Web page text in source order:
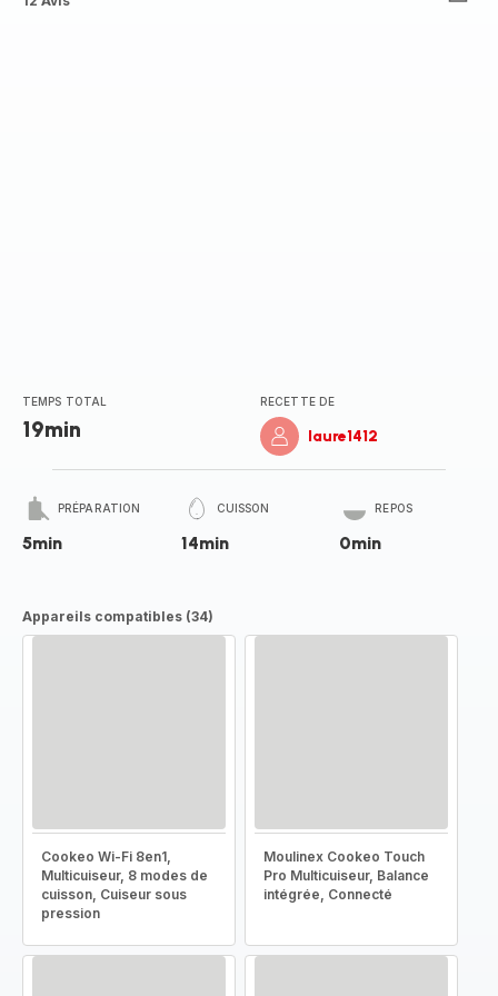
TEMPS TOTAL
19min
RECETTE DE
laure1412
PRÉPARATION
5min
CUISSON
14min
REPOS
0min
Appareils compatibles (34)
Cookeo Wi-Fi 8en1,
Multicuiseur, 8 modes de
cuisson, Cuiseur sous
pression
Moulinex Cookeo Touch
Pro Multicuiseur, Balance
intégrée, Connecté